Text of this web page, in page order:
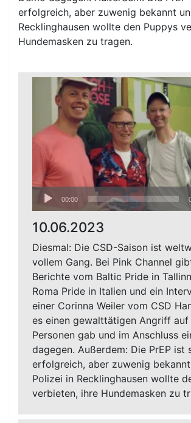
erfolgreich, aber zuwenig bekannt
Recklinghausen wollte den Puppys
Hundemasken zu tragen.
Audio-
Player
00:00
10.06.2023
Diesmal: Die CSD-Saison ist
vollem Gang. Bei Pink Channel
Berichte vom Baltic Pride in
Roma Pride in Italien und ein
einer Corinna Weiler vom CSD
es einen gewalttätigen Angriff auf
Personen gab und im Anschluss
dagegen. Außerdem: Die PrEP ist
erfolgreich, aber zuwenig
Polizei in Recklinghausen wollte
verbieten, ihre Hundemasken zu